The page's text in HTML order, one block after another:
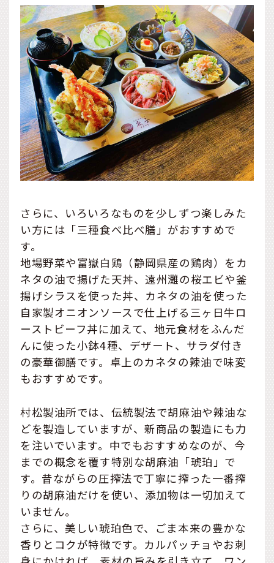
さらに、いろいろなものを少しずつ楽しみた
い方には「三種食べ比べ膳」がおすすめで
す。
地場野菜や富嶽白鶏（静岡県産の鶏肉）をカ
ネタの油で揚げた天丼、遠州灘の桜エビや釜
揚げシラスを使った丼、カネタの油を使った
自家製オニオンソースで仕上げる三ヶ日牛ロ
ーストビーフ丼に加えて、地元食材をふんだ
んに使った小鉢4種、デザート、サラダ付き
の豪華御膳です。卓上のカネタの辣油で味変
もおすすめです。
村松製油所では、伝統製法で胡麻油や辣油な
どを製造していますが、新商品の製造にも力
を注いでいます。中でもおすすめなのが、今
までの概念を覆す特別な胡麻油「琥珀」で
す。昔ながらの圧搾法で丁寧に搾った一番搾
りの胡麻油だけを使い、添加物は一切加えて
いません。
さらに、美しい琥珀色で、ごま本来の豊かな
香りとコクが特徴です。カルパッチョやお刺